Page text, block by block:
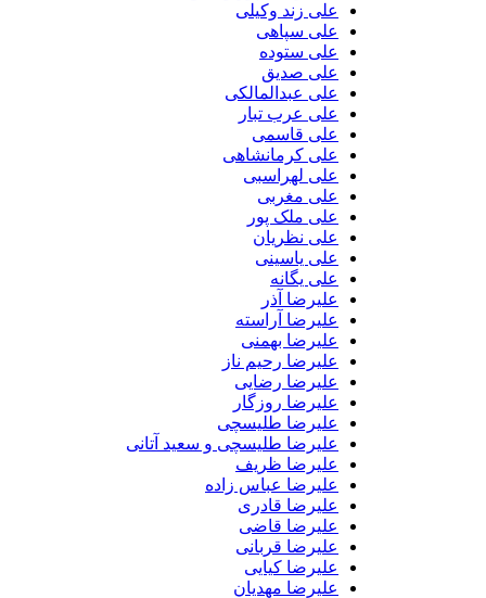
علی زند وکیلی
علی سپاهی
علی ستوده
علی صدیق
علی عبدالمالکی
علی عرب تبار
علی قاسمی
علی کرمانشاهی
علی لهراسبی
علی مغربی
علی ملک پور
علی نظریان
علی یاسینی
علی یگانه
علیرضا آذر
علیرضا آراسته
علیرضا بهمنی
علیرضا رحیم ناز
علیرضا رضایی
علیرضا روزگار
علیرضا طلیسچی
علیرضا طلیسچی و سعید آتانی
علیرضا ظریف
علیرضا عباس زاده
علیرضا قادری
علیرضا قاضی
علیرضا قربانی
علیرضا کیایی
علیرضا مهدیان